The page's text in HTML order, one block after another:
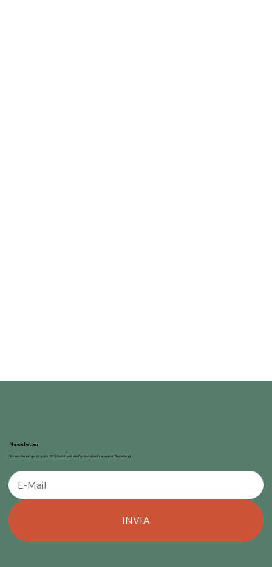
Newsletter
Sichern Sie sich jetzt gratis 20 % Rabatt auf alle Produkte bei Ihrer ersten Bestellung!
INVIA